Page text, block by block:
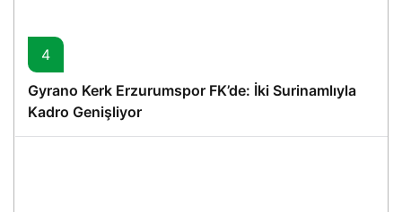
4
Gyrano Kerk Erzurumspor FK’de: İki Surinamlıyla
Kadro Genişliyor